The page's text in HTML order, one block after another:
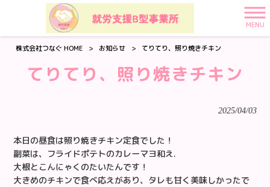
MENU
株式会社つなぐ HOME > お知らせ > てりてり、照り焼きチキン
てりてり、照り焼きチキン
2025/04/03
本日の昼食は照り焼きチキン定食でした！
副菜は、フライドポテトのカレーマヨ和え.
大根とこんにゃくのたいたんです！
大きめのチキンで食べ応えがあり、タレも甘く美味しかったで